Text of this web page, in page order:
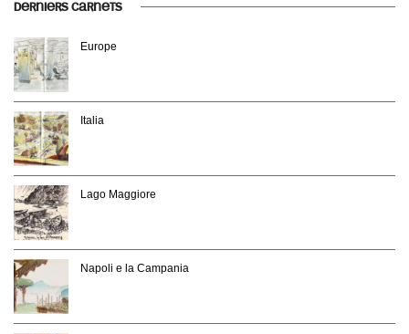
DERNIERS CARNETS
Europe
Italia
Lago Maggiore
Napoli e la Campania